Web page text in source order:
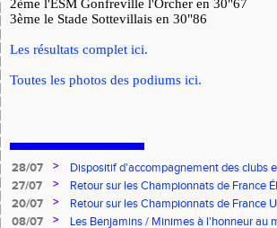
2ème l'ESM Gonfreville l'Orcher en 30"67
3ème le Stade Sottevillais en 30"86
Les résultats complet ici.
Toutes les photos des podiums ici.
28/07 >
Dispositif d'accompagnement des clubs
pour l'embauche de volontaires au
27/07 >
Retour sur les Championnats de France
20/07
>
Retour sur les Championnats de France
08/07
>
Les Benjamins / Minimes à l'honneur au